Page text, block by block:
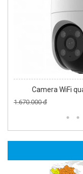
Camera WiFi
1.670.000 đ